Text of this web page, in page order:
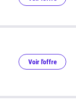
Voir l'offre